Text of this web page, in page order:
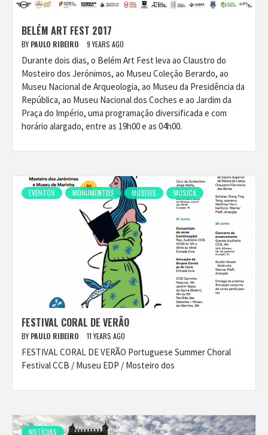
BELÉM ART FEST 2017
BY PAULO RIBEIRO 9 YEARS AGO
Durante dois dias, o Belém Art Fest leva ao Claustro do
Mosteiro dos Jerónimos, ao Museu Coleção Berardo, ao
Museu Nacional de Arqueologia, ao Museu da Presidência da
República, ao Museu Nacional dos Coches e ao Jardim da
Praça do Império, uma programação diversificada e com
horário alargado, entre as 19h00 e as 04h00.
EVENTOS MONUMENTOS MUSEUS MÚSICA
FESTIVAL CORAL DE VERÃO
BY PAULO RIBEIRO 11 YEARS AGO
FESTIVAL CORAL DE VERÃO Portuguese Summer Choral
Festival CCB / Museu EDP / Mosteiro dos
NOTÍCIAS